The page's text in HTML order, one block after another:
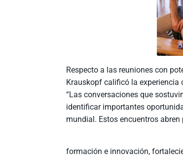
Respecto a las reuniones con
Krauskopf calificó la experiencia
“Las conversaciones que
identificar importantes
mundial. Estos encuentros
formación e innovación,